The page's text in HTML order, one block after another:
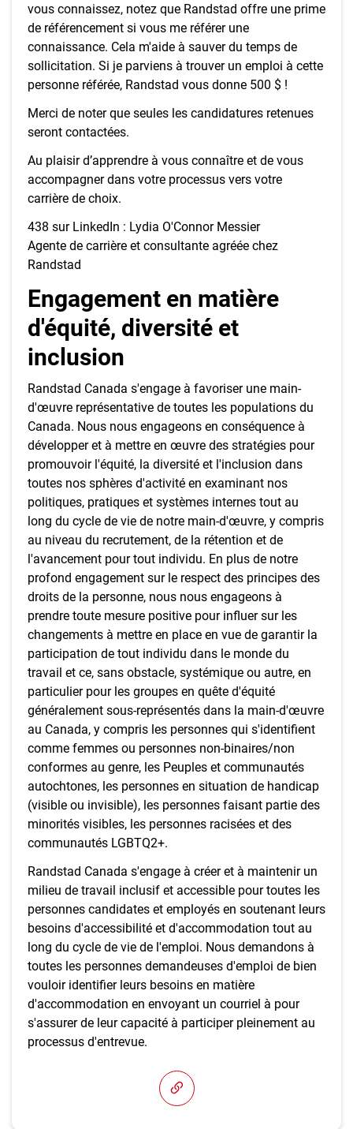
vous connaissez, notez que Randstad offre une prime
de référencement si vous me référer une
connaissance. Cela m'aide à sauver du temps de
sollicitation. Si je parviens à trouver un emploi à cette
personne référée, Randstad vous donne 500 $ !
Merci de noter que seules les candidatures retenues
seront contactées.
Au plaisir d’apprendre à vous connaître et de vous
accompagner dans votre processus vers votre
carrière de choix.
438 sur LinkedIn : Lydia O'Connor Messier
Agente de carrière et consultante agréée chez
Randstad
Engagement en matière
d'équité, diversité et
inclusion
Randstad Canada s'engage à favoriser une main-
d'œuvre représentative de toutes les populations du
Canada. Nous nous engageons en conséquence à
développer et à mettre en œuvre des stratégies pour
promouvoir l'équité, la diversité et l'inclusion dans
toutes nos sphères d'activité en examinant nos
politiques, pratiques et systèmes internes tout au
long du cycle de vie de notre main-d'œuvre, y compris
au niveau du recrutement, de la rétention et de
l'avancement pour tout individu. En plus de notre
profond engagement sur le respect des principes des
droits de la personne, nous nous engageons à
prendre toute mesure positive pour influer sur les
changements à mettre en place en vue de garantir la
participation de tout individu dans le monde du
travail et ce, sans obstacle, systémique ou autre, en
particulier pour les groupes en quête d'équité
généralement sous-représentés dans la main-d'œuvre
au Canada, y compris les personnes qui s'identifient
comme femmes ou personnes non-binaires/non
conformes au genre, les Peuples et communautés
autochtones, les personnes en situation de handicap
(visible ou invisible), les personnes faisant partie des
minorités visibles, les personnes racisées et des
communautés LGBTQ2+.
Randstad Canada s'engage à créer et à maintenir un
milieu de travail inclusif et accessible pour toutes les
personnes candidates et employés en soutenant leurs
besoins d'accessibilité et d'accommodation tout au
long du cycle de vie de l'emploi. Nous demandons à
toutes les personnes demandeuses d'emploi de bien
vouloir identifier leurs besoins en matière
d'accommodation en envoyant un courriel à pour
s'assurer de leur capacité à participer pleinement au
processus d'entrevue.